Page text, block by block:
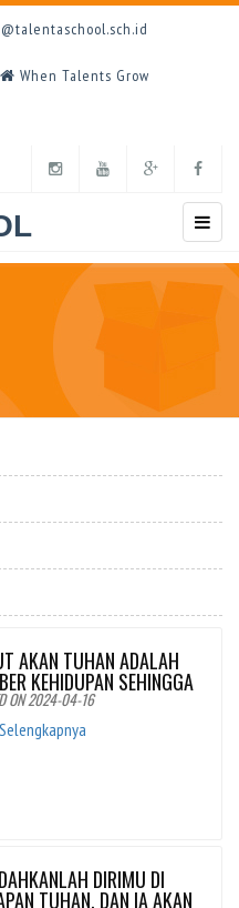
When Talents Grow
AKAN TUHAN ADALAH
KEHIDUPAN SEHINGGA
ON 2024-04-16
DIRIMU DI
TUHAN, DAN IA AKAN